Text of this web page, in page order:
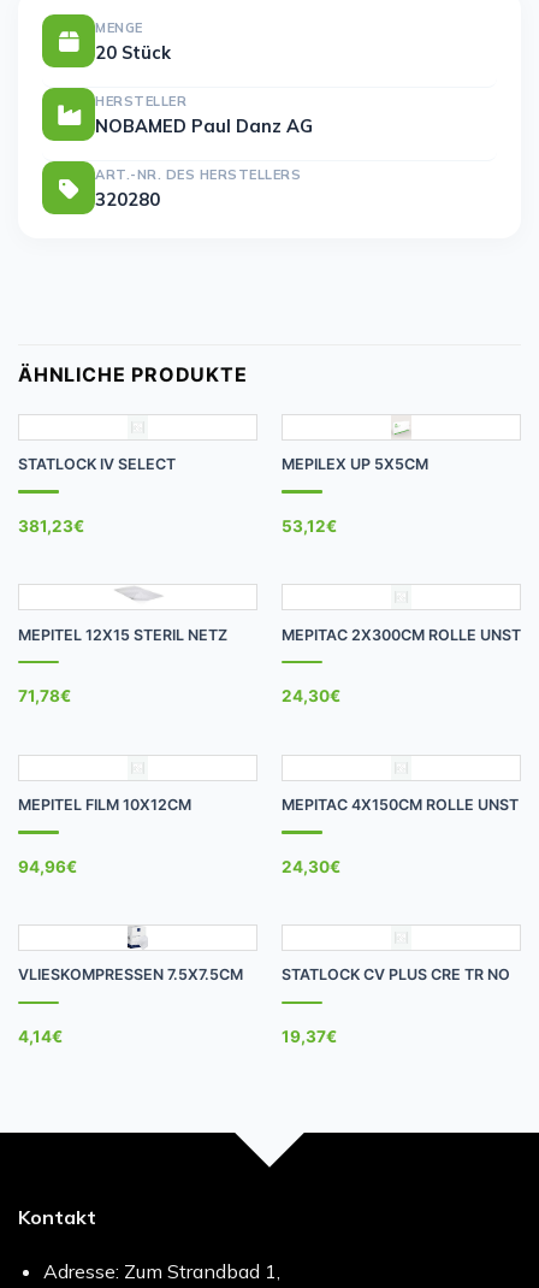
MENGE
20 Stück
HERSTELLER
NOBAMED Paul Danz AG
ART.-NR. DES HERSTELLERS
320280
ÄHNLICHE PRODUKTE
STATLOCK IV SELECT
381,23€
MEPILEX UP 5X5CM
53,12€
MEPITEL 12X15 STERIL NETZ
71,78€
MEPITAC 2X300CM ROLLE UNST
24,30€
MEPITEL FILM 10X12CM
94,96€
MEPITAC 4X150CM ROLLE UNST
24,30€
VLIESKOMPRESSEN 7.5X7.5CM
4,14€
STATLOCK CV PLUS CRE TR NO
19,37€
Kontakt
Adresse: Zum Strandbad 1,